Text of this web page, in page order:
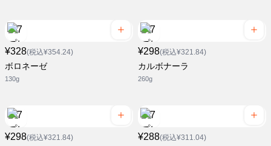
¥328(税込¥354.24)
ボロネーゼ
130g
¥298(税込¥321.84)
カルボナーラ
260g
¥298(税込¥321.84) ¥288(税込¥311.04)